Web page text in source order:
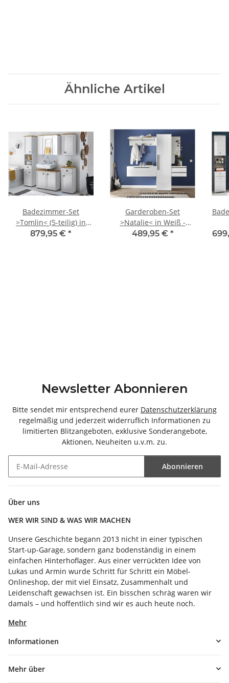
Ähnliche Artikel
Badezimmer-Set
>Tomlin< (5-teilig) in
Weiß - 205x191x47cm
879,95 € *
Garderoben-Set
>Natalie< in Weiß -
209x197x35cm (BxHxT)
489,95 € *
Newsletter Abonnieren
Bitte sendet mir entsprechend eurer Datenschutzerklärung
regelmäßig und jederzeit widerruflich Informationen zu
limitierten Blitzangeboten, exklusive Sonderangebote,
Aktionen, Neuheiten u.v.m. zu.
Abonnieren
Über uns
WER WIR SIND & WAS WIR MACHEN
Unsere Geschichte begann 2013 nicht in einer typischen
Start-up-Garage, sondern ganz bodenständig in einem
einfachen Hinterhoflager. Aus einer verrückten Idee von
Lukas und Armin wurde Schritt für Schritt ein Möbel-
Onlineshop, der mit viel Einsatz, Zusammenhalt und
Leidenschaft gewachsen ist. Ein bisschen schräg waren wir
damals – und hoffentlich sind wir es auch heute noch.
Mehr
Informationen
Mehr über